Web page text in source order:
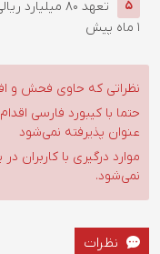
5
تعهد ۸۰ میلیارد ریالی برای تکمیل کتابخانه حاجی‌آباد شهرستان ...
1 ماه پیش
نظراتی که حاوی فحش و
حتما با کیبورد فارسی
عنوان پذیرفته نمی‌شود
موارد درگیری با کاربران
نمی‌شود.
نظرات